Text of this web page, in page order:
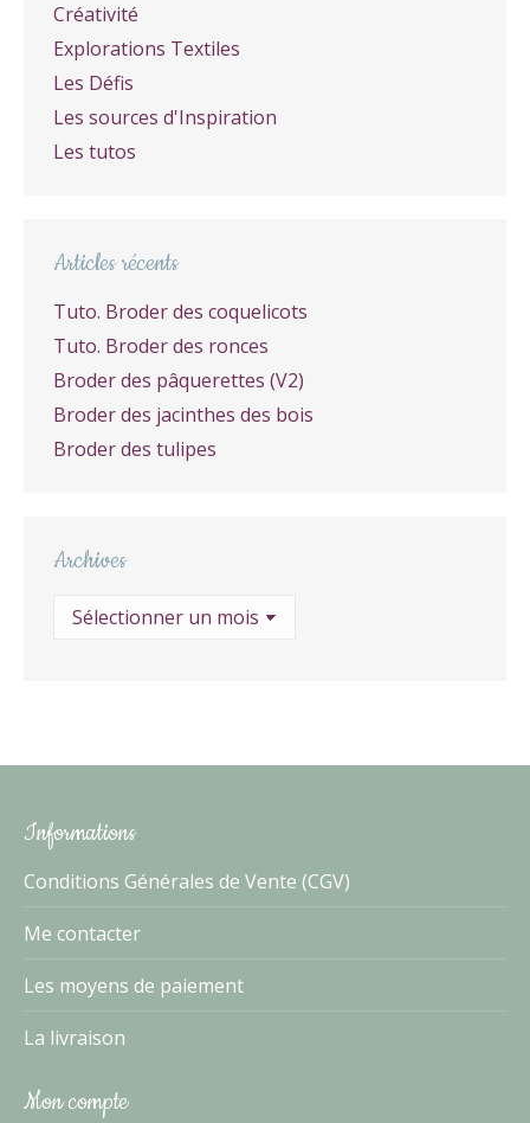
Créativité
Explorations Textiles
Les Défis
Les sources d'Inspiration
Les tutos
Articles récents
Tuto. Broder des coquelicots
Tuto. Broder des ronces
Broder des pâquerettes (V2)
Broder des jacinthes des bois
Broder des tulipes
Archives
Archives
Informations
Conditions Générales de Vente (CGV)
Me contacter
Les moyens de paiement
La livraison
Mon compte